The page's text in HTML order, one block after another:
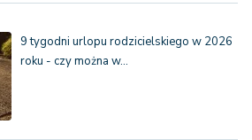
9 tygodni urlopu rodzicielskiego w 2026
roku - czy można w…